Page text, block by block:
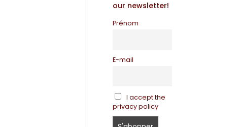
our newsletter!
Prénom
E-mail
I accept the
privacy policy